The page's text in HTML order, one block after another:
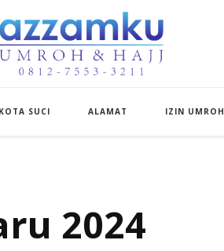
SUCI ALAMAT IZIN UMROH
2024